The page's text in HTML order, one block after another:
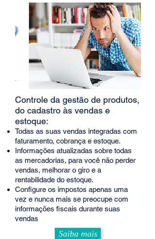
Controle da gestão de produtos,
do cadastro às vendas e
estoque:
Todas as suas vendas integradas com
faturamento, cobrança e estoque.
Informações atualizadas sobre todas
as mercadorias, para você não perder
vendas, melhorar o giro e a
rentabilidade do estoque.
Configure os impostos apenas uma
vez e nunca mais se preocupe com
informações fiscais durante suas
vendas
Saiba mais